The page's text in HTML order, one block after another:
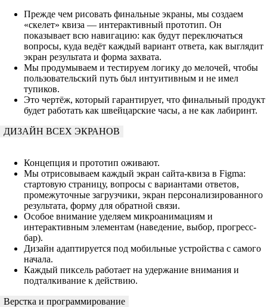
Прежде чем рисовать финальные экраны, мы создаем
«скелет» квиза — интерактивный прототип. Он
показывает всю навигацию: как будут переключаться
вопросы, куда ведёт каждый вариант ответа, как выглядит
экран результата и форма захвата.
Мы продумываем и тестируем логику до мелочей, чтобы
пользовательский путь был интуитивным и не имел
тупиков.
Это чертёж, который гарантирует, что финальный продукт
будет работать как швейцарские часы, а не как лабиринт.
ДИЗАЙН ВСЕХ ЭКРАНОВ
Концепция и прототип оживают.
Мы отрисовываем каждый экран сайта-квиза в Figma:
стартовую страницу, вопросы с вариантами ответов,
промежуточные загрузчики, экран персонализированного
результата, форму для обратной связи.
Особое внимание уделяем микроанимациям и
интерактивным элементам (наведение, выбор, прогресс-
бар).
Дизайн адаптируется под мобильные устройства с самого
начала.
Каждый пиксель работает на удержание внимания и
подталкивание к действию.
Верстка и программирование